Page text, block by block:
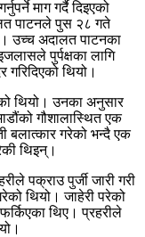
माग गर्दै दिइएको
पाटनले पुस २८ गते
उच्च अदालत पाटनका
पुर्पक्षका लागि
थियो।
थियो। उनका अनुसार
गौशालास्थित एक
बलात्कार गरेको भन्दै एक
थिइन्।
पक्राउ पुर्जी जारी गरी
थियो। जाहेरी परेको
थिए। प्रहरीले